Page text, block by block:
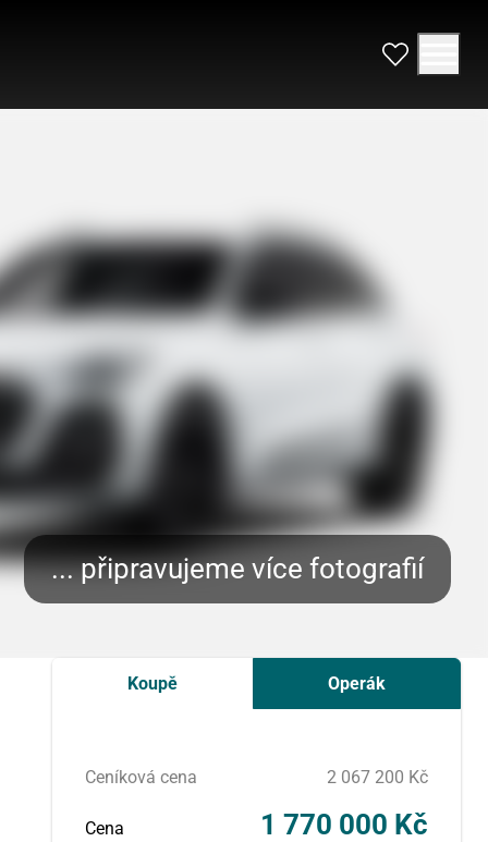
Koupě Operák
Ceníková cena 2 067 200 Kč
Cena 1 770 000 Kč